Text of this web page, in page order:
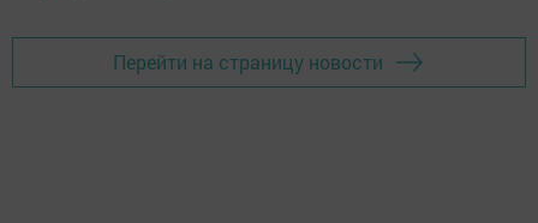
Перейти на страницу новости